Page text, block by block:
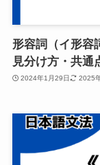
形容詞（イ形容
見分け方・共通
2024年1月29日 2025